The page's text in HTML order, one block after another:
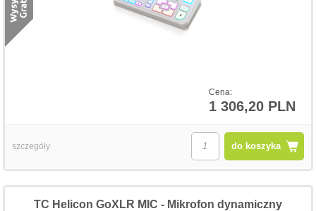
Cena:
1 306,20 PLN
do koszyka
szczegóły
TC Helicon GoXLR MIC - Mikrofon dynamiczny